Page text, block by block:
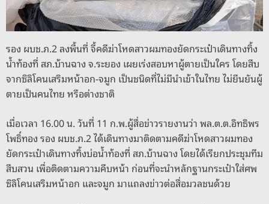
o
k
erk
รอง ผบช.ภ.2 ลงพื้นที่ จี้คดีฆ่าโหดสาวผมทองยัดกระเป๋าเดินทางทิ้ง
น้ำท้องที่ สภ.บ้านฉาง จ.ระยอง เผยเร่งสอบหาผู้ตายเป็นใคร โดยสืบ
จากซิลิโคนเสริมหน้าอก-จมูก เป็นชนิดที่ไม่มีนำเข้าในไทย ไม่ยืนยันผู้
ตายเป็นคนไทย หรือต่างชาติ
เมื่อเวลา 16.00 น. วันที่ 11 ก.พ.ผู้สื่อข่าวรายงานว่า พล.ต.ต.อิทธิพร
โพธิ์ทอง รอง ผบช.ภ.2 ได้เดินทางมาติดตามคดีฆ่าโหดสาวผมทอง
ยัดกระเป๋าเดินทางทิ้งบ่อน้ำท้องที่ สภ.บ้านฉาง โดยได้เรียกประชุมทีม
สืบสวน เพื่อติดตามความคืบหน้า ก่อนที่จะนำหลักฐานกระเป๋าใส่ศพ
ซิลิโคนเสริมหน้าอก และจมูก มาแถลงข่าวต่อสื่อมวลชนด้วย